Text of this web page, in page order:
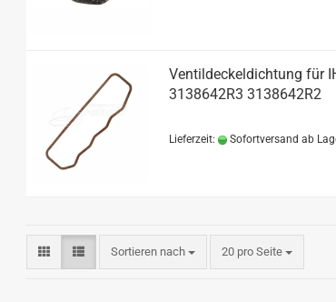
Ventildeckeldichtung für
3138642R3 3138642R2
Lieferzeit: Sofortversand ab
Sortieren nach 20 pro Seite